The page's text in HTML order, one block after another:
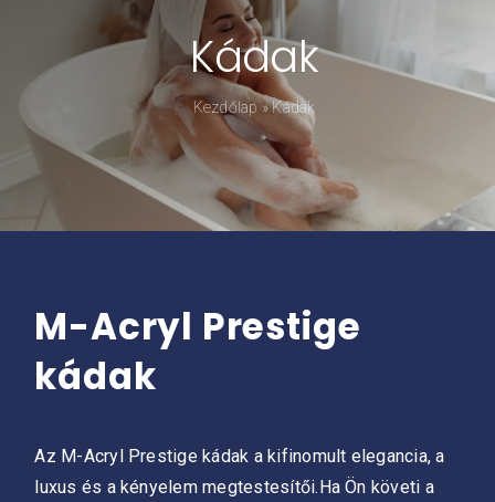
Kádpróba
Prestige-ről
Kapcsolat
Kádak
Kezdőlap»Kádak
M-Acryl Prestige
kádak
Az M-Acryl Prestige kádak a kifinomult elegancia, a
luxus és a kényelem megtestesítői.Ha Ön követi a